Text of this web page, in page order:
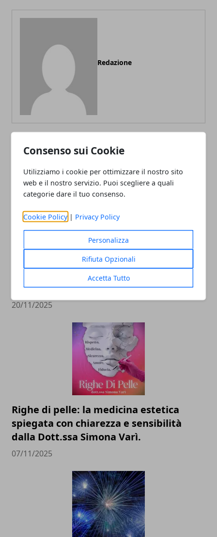
Consenso sui Cookie
Utilizziamo i cookie per ottimizzare il nostro sito
web e il nostro servizio. Puoi scegliere a quali
categorie dare il tuo consenso.
Cookie Policy | Privacy Policy
Personalizza
Rifiuta Opzionali
Accetta Tutto
Redazione
ARTICOLI CORRELATI
Il professor Nuzzolese, a Torino come a
Bari: scienza e diritti umani nel nome
dell’identità perduta
20/11/2025
Righe di pelle: la medicina estetica
spiegata con chiarezza e sensibilità
dalla Dott.ssa Simona Varì.
07/11/2025